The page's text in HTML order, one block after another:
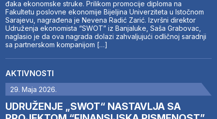
đaka ekonomske struke. Prilikom promocije diploma na
Fakultetu poslovne ekonomije Bijeljina Univerziteta u Istočnom
Sarajevu, nagrađena je Nevena Radić Zarić. Izvršni direktor
Udruženja ekonomista “SWOT” iz Banjaluke, Saša Grabovac,
naglasio je da ova nagrada dolazi zahvaljujući odličnoj saradnji
sa partnerskom kompanijom […]
AKTIVNOSTI
29. Maja 2026.
UDRUŽENJE „SWOT“ NASTAVLJA SA